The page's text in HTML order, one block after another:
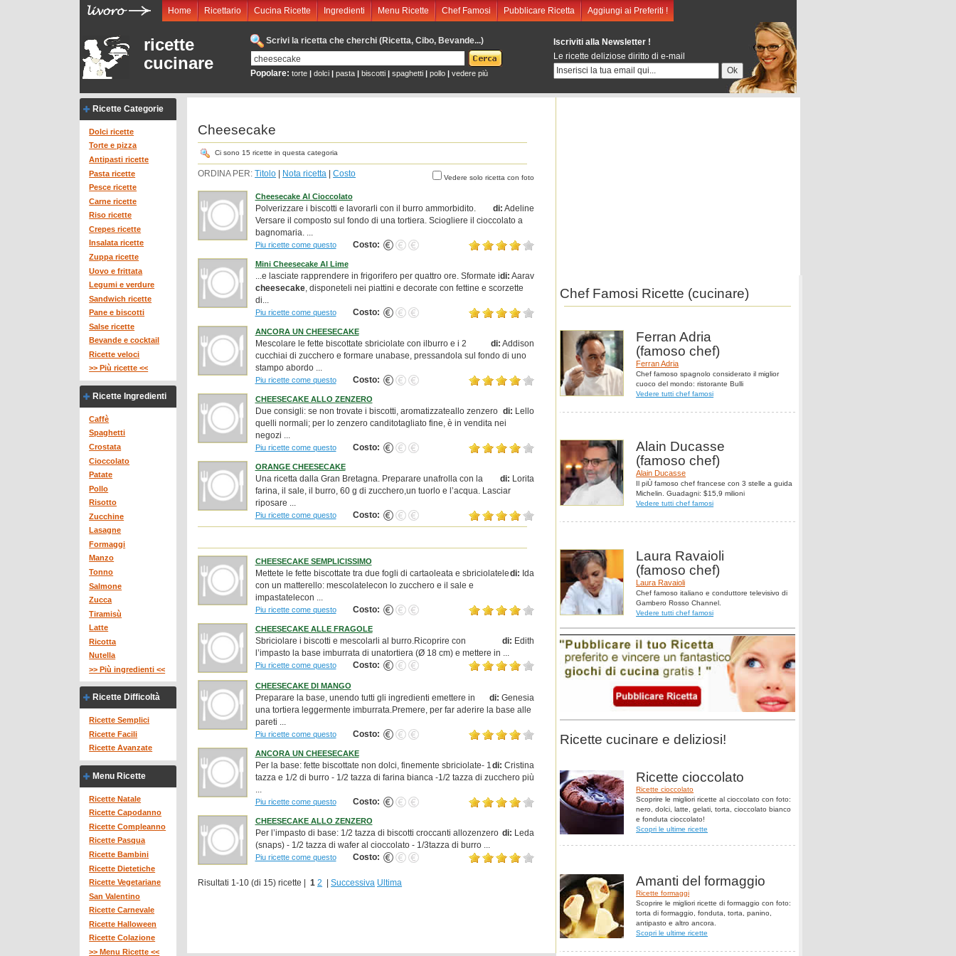
Home Ricettario Cucina Ricette Ingredienti Menu Ricette Chef Famosi Pubblicare Ricetta Aggiungi ai Preferiti !
ricette
cucinare
Scrivi la ricetta che cherchi (Ricetta, Cibo, Bevande...)
Popolare: torte dolci pasta biscotti spaghetti pollo vedere più
Iscriviti alla Newsletter !
Le ricette deliziose diritto di e-mail
Ricette Categorie
Dolci ricette
Torte e pizza
Antipasti ricette
Pasta ricette
Pesce ricette
Carne ricette
Riso ricette
Crepes ricette
Insalata ricette
Zuppa ricette
Uovo e frittata
Legumi e verdure
Sandwich ricette
Pane e biscotti
Salse ricette
Bevande e cocktail
Ricette veloci
>> Più ricette <<
Ricette Ingredienti
Caffè
Spaghetti
Crostata
Cioccolato
Patate
Pollo
Risotto
Zucchine
Lasagne
Formaggi
Manzo
Tonno
Salmone
Zucca
Tiramisù
Latte
Ricotta
Nutella
>> Più ingredienti <<
Ricette Difficoltà
Ricette Semplici
Ricette Facili
Ricette Avanzate
Menu Ricette
Ricette Natale
Ricette Capodanno
Ricette Compleanno
Ricette Pasqua
Ricette Bambini
Ricette Dietetiche
Ricette Vegetariane
San Valentino
Ricette Carnevale
Ricette Halloween
Ricette Colazione
>> Menu Ricette <<
Cheesecake
Ci sono 15 ricette in questa categoria
ORDINA PER: Titolo | Nota ricetta |Costo Vedere solo ricetta con foto
Cheesecake Al Cioccolato
di: Adeline
Polverizzare i biscotti e lavorarli con il burro ammorbidito.
Versare il composto sul fondo di una tortiera. Sciogliere il cioccolato a
bagnomaria. ...
Piu ricette come questo Costo:
Mini Cheesecake Al Lime
di: Aarav
...e lasciate rapprendere in frigorifero per quattro ore. Sformate i
cheesecake, disponeteli nei piattini e decorate con fettine e scorzette
di...
Piu ricette come questo Costo:
ANCORA UN CHEESECAKE
di: Addison
Mescolare le fette biscottate sbriciolate con ilburro e i 2
cucchiai di zucchero e formare unabase, pressandola sul fondo di uno
stampo abordo ...
Piu ricette come questo Costo:
CHEESECAKE ALLO ZENZERO
di: Lello
Due consigli: se non trovate i biscotti, aromatizzateallo zenzero
quelli normali; per lo zenzero canditotagliato fine, è in vendita nei
negozi ...
Piu ricette come questo Costo:
ORANGE CHEESECAKE
di: Lorita
Una ricetta dalla Gran Bretagna. Preparare unafrolla con la
farina, il sale, il burro, 60 g di zucchero,un tuorlo e l’acqua. Lasciar
riposare ...
Piu ricette come questo Costo:
CHEESECAKE SEMPLICISSIMO
di: Ida
Mettete le fette biscottate tra due fogli di cartaoleata e sbriciolatele
con un matterello: mescolatelecon lo zucchero e il sale e
impastatelecon ...
Piu ricette come questo Costo:
CHEESECAKE ALLE FRAGOLE
di: Edith
Sbriciolare i biscotti e mescolarli al burro.Ricoprire con
l’impasto la base imburrata di unatortiera (Ø 18 cm) e mettere in ...
Piu ricette come questo Costo:
CHEESECAKE DI MANGO
di: Genesia
Preparare la base, unendo tutti gli ingredienti emettere in
una tortiera leggermente imburrata.Premere, per far aderire la base alle
pareti ...
Piu ricette come questo Costo:
ANCORA UN CHEESECAKE
di: Cristina
Per la base: fette biscottate non dolci, finemente sbriciolate- 1
tazza e 1/2 di burro - 1/2 tazza di farina bianca -1/2 tazza di zucchero più
...
Piu ricette come questo Costo:
CHEESECAKE ALLO ZENZERO
di: Leda
Per l’impasto di base: 1/2 tazza di biscotti croccanti allozenzero
(snaps) - 1/2 tazza di wafer al cioccolato - 1/3tazza di burro ...
Piu ricette come questo Costo:
Risultati 1-10 (di 15) ricette |12 |Successiva Ultima
Chef Famosi Ricette (cucinare)
Ferran Adria
(famoso chef)
Ferran Adria
Chef famoso spagnolo considerato il miglior
cuoco del mondo: ristorante Bulli
Vedere tutti chef famosi
Alain Ducasse
(famoso chef)
Alain Ducasse
Il piÙ famoso chef francese con 3 stelle a guida
Michelin. Guadagni: $15,9 milioni
Vedere tutti chef famosi
Laura Ravaioli
(famoso chef)
Laura Ravaioli
Chef famoso italiano e conduttore televisivo di
Gambero Rosso Channel.
Vedere tutti chef famosi
Ricette cucinare e deliziosi!
Ricette cioccolato
Ricette cioccolato
Scoprire le migliori ricette al cioccolato con foto:
nero, dolci, latte, gelati, torta, cioccolato bianco
e fonduta cioccolato!
Scopri le ultime ricette
Amanti del formaggio
Ricette formaggi
Scoprire le migliori ricette di formaggio con foto:
torta di formaggio, fonduta, torta, panino,
antipasto e altro ancora.
Scopri le ultime ricette